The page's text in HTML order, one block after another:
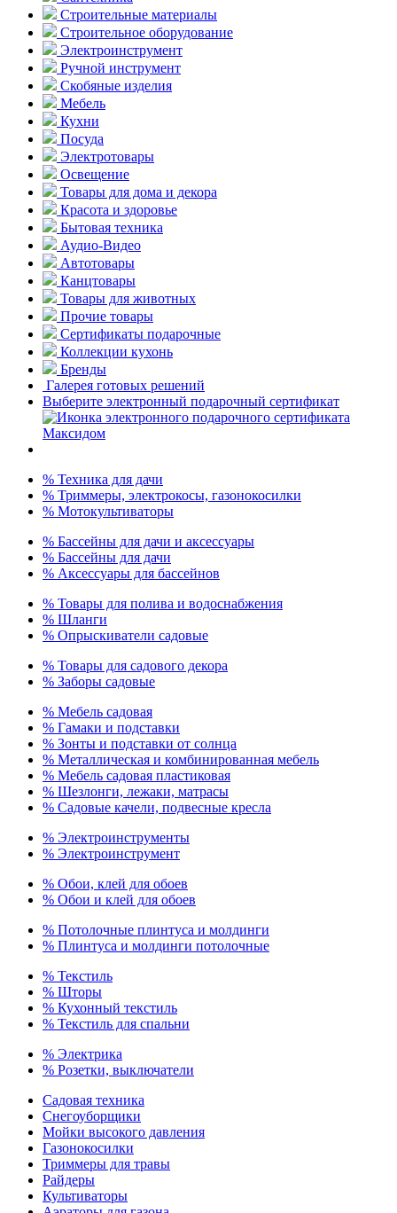
Строительные материалы
Строительное оборудование
Электроинструмент
Ручной инструмент
Скобяные изделия
Мебель
Кухни
Посуда
Электротовары
Освещение
Товары для дома и декора
Красота и здоровье
Бытовая техника
Аудио-Видео
Автотовары
Канцтовары
Товары для животных
Прочие товары
Сертификаты подарочные
Коллекции кухонь
Бренды
Галерея готовых решений
Выберите электронный подарочный сертификат
% Техника для дачи
% Триммеры, электрокосы, газонокосилки
% Мотокультиваторы
% Бассейны для дачи и аксессуары
% Бассейны для дачи
% Аксессуары для бассейнов
% Товары для полива и водоснабжения
% Шланги
% Опрыскиватели садовые
% Товары для садового декора
% Заборы садовые
% Мебель садовая
% Гамаки и подставки
% Зонты и подставки от солнца
% Металлическая и комбинированная мебель
% Мебель садовая пластиковая
% Шезлонги, лежаки, матрасы
% Садовые качели, подвесные кресла
% Электроинструменты
% Электроинструмент
% Обои, клей для обоев
% Обои и клей для обоев
% Потолочные плинтуса и молдинги
% Плинтуса и молдинги потолочные
% Текстиль
% Шторы
% Кухонный текстиль
% Текстиль для спальни
% Электрика
% Розетки, выключатели
Садовая техника
Снегоуборщики
Мойки высокого давления
Газонокосилки
Триммеры для травы
Райдеры
Культиваторы